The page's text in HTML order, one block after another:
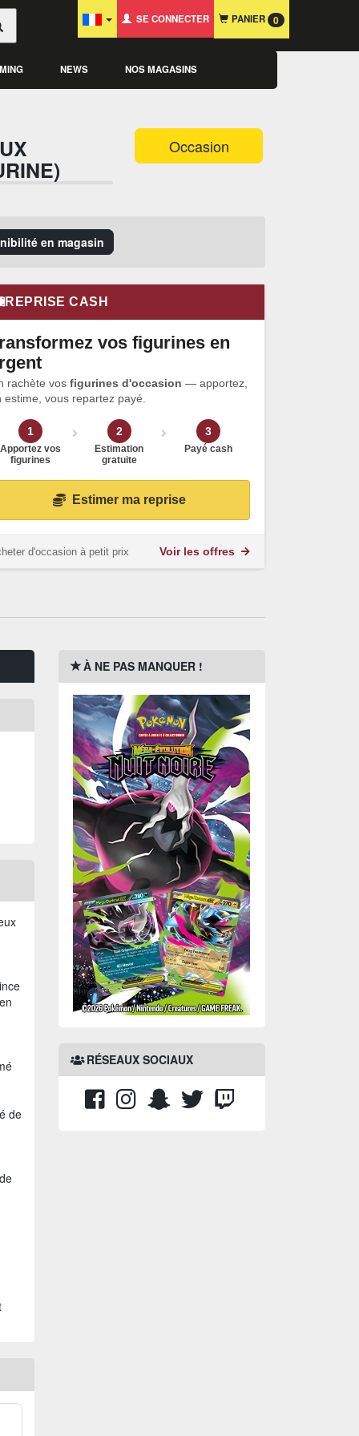
SE CONNECTER PANIER 0
NEWS NOS MAGASINS
Occasion
en magasin
REPRISE CASH
vos figurines en
rachète vos figurines d'occasion — apportez,
estime, vous repartez payé.
1
Apportez vos
figurines
2
Estimation
gratuite
3
Payé cash
Estimer ma reprise
d'occasion à petit prix Voir les offres
de
À NE PAS MANQUER !
RÉSEAUX SOCIAUX